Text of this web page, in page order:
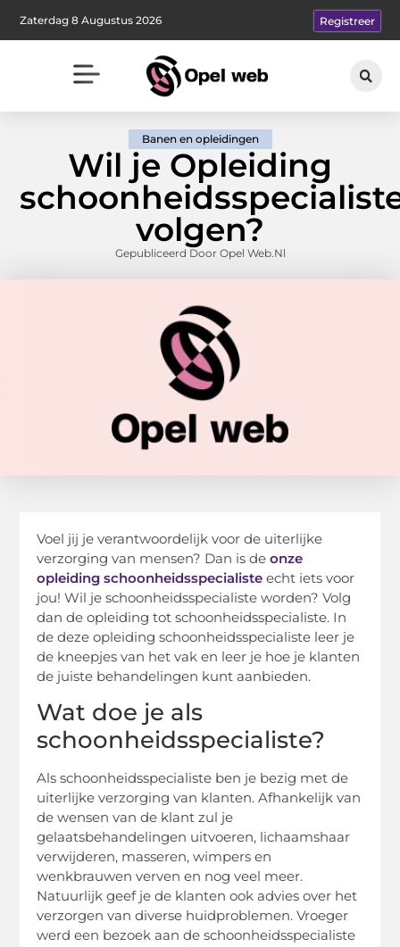
Zaterdag 8 Augustus 2026 Registreer
Banen en opleidingen
Wil je Opleiding
volgen?
Gepubliceerd Door Opel Web.nl
Voel jij je verantwoordelijk voor de uiterlijke
verzorging van mensen? Dan is deonze
opleiding schoonheidsspecialiste echt iets voor
jou! Wil je schoonheidsspecialiste worden? Volg
dan de opleiding tot schoonheidsspecialiste. In
de deze opleiding schoonheidsspecialiste leer je
de kneepjes van het vak en leer je hoe je klanten
de juiste behandelingen kunt aanbieden.
Wat doe je als
schoonheidsspecialiste?
Als schoonheidsspecialiste ben je bezig met de
uiterlijke verzorging van klanten. Afhankelijk van
de wensen van de klant zul je
gelaatsbehandelingen uitvoeren, lichaamshaar
verwijderen, masseren, wimpers en
wenkbrauwen verven en nog veel meer.
Natuurlijk geef je de klanten ook advies over het
verzorgen van diverse huidproblemen. Vroeger
werd een bezoek aan de schoonheidsspecialiste